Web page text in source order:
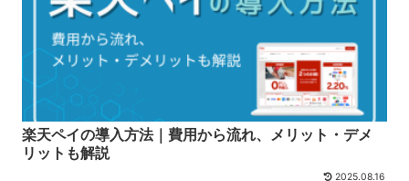
楽天ペイの導入方法｜費用から流れ、メリット・デメ
リットも解説
2025.08.16